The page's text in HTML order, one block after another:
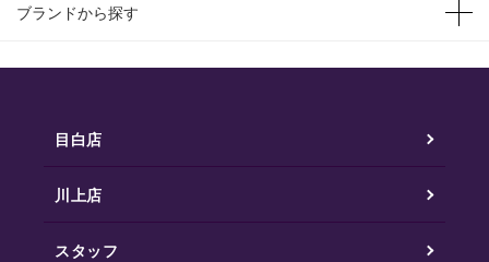
ブランドから探す
目白店
川上店
スタッフ